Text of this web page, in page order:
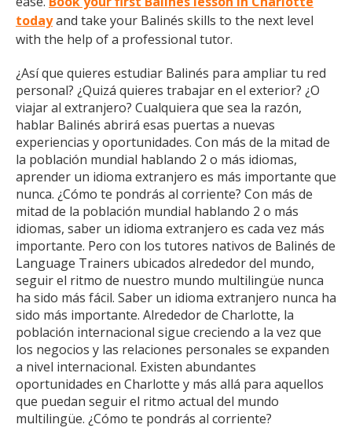
todayand take your Balinés skills to the next level
with the help of a professional tutor.
¿Así que quieres estudiar Balinés para ampliar tu red
personal? ¿Quizá quieres trabajar en el exterior? ¿O
viajar al extranjero? Cualquiera que sea la razón,
hablar Balinés abrirá esas puertas a nuevas
experiencias y oportunidades. Con más de la mitad de
la población mundial hablando 2 o más idiomas,
aprender un idioma extranjero es más importante que
nunca. ¿Cómo te pondrás al corriente? Con más de
mitad de la población mundial hablando 2 o más
idiomas, saber un idioma extranjero es cada vez más
importante. Pero con los tutores nativos de Balinés de
Language Trainers ubicados alrededor del mundo,
seguir el ritmo de nuestro mundo multilingüe nunca
ha sido más fácil. Saber un idioma extranjero nunca ha
sido más importante. Alrededor de Charlotte, la
población internacional sigue creciendo a la vez que
los negocios y las relaciones personales se expanden
a nivel internacional. Existen abundantes
oportunidades en Charlotte y más allá para aquellos
que puedan seguir el ritmo actual del mundo
multilingüe. ¿Cómo te pondrás al corriente?